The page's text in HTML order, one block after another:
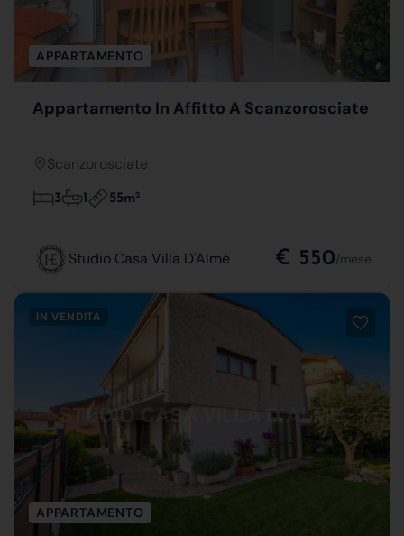
APPARTAMENTO
Appartamento In Affitto A Scanzorosciate
Scanzorosciate
3 1 55m2
Studio Casa Villa D'Almé € 550/mese
IN VENDITA
APPARTAMENTO